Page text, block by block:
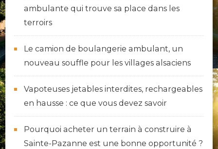
ambulante qui trouve sa place dans les
terroirs
Le camion de boulangerie ambulant, un
nouveau souffle pour les villages alsaciens
Vapoteuses jetables interdites, rechargeables
en hausse : ce que vous devez savoir
Pourquoi acheter un terrain à construire à
Sainte-Pazanne est une bonne opportunité ?